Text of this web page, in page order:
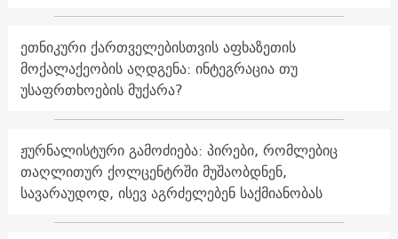
ეთნიკური ქართველებისთვის აფხაზეთის
მოქალაქეობის აღდგენა: ინტეგრაცია თუ
უსაფრთხოების მუქარა?
ჟურნალისტური გამოძიება: პირები, რომლებიც
თაღლითურ ქოლცენტრში მუშაობდნენ,
სავარაუდოდ, ისევ აგრძელებენ საქმიანობას